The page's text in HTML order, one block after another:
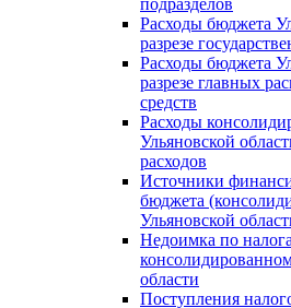
Расходы бюджета
разрезе
Расходы бюджета
разрезе главных
средств
Расходы
Ульяновской
расходов
Источники
бюджета
Ульяновской
Недоимка по
области
Поступления